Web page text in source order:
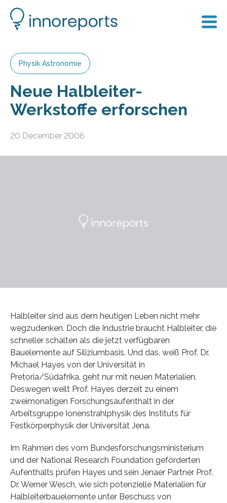
Physik Astronomie
Neue Halbleiter-
Werkstoffe erforschen
20 December 2006
Halbleiter sind aus dem heutigen Leben nicht mehr
wegzudenken. Doch die Industrie braucht Halbleiter, die
schneller schalten als die jetzt verfügbaren
Bauelemente auf Siliziumbasis. Und das, weiß Prof. Dr.
Michael Hayes von der Universität in
Pretoria/Südafrika, geht nur mit neuen Materialien.
Deswegen weilt Prof. Hayes derzeit zu einem
zweimonatigen Forschungsaufenthalt in der
Arbeitsgruppe Ionenstrahlphysik des Instituts für
Festkörperphysik der Universität Jena.
Im Rahmen des vom Bundesforschungsministerium
und der National Research Foundation geförderten
Aufenthalts prüfen Hayes und sein Jenaer Partner Prof.
Dr. Werner Wesch, wie sich potenzielle Materialien für
Halbleiterbauelemente unter Beschuss von